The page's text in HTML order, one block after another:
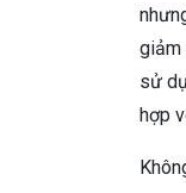
giảm
sử
hợp